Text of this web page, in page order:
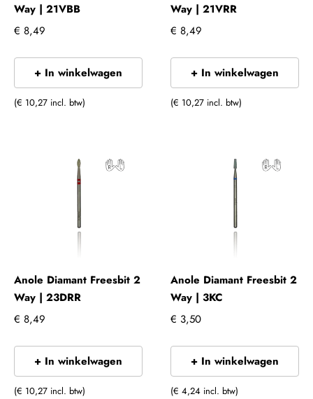
Way | 21VBB
€ 8,49
+ In winkelwagen
(€ 10,27 incl. btw)
Way | 21VRR
€ 8,49
+ In winkelwagen
(€ 10,27 incl. btw)
Anole Diamant Freesbit 2
Way | 23DRR
€ 8,49
+ In winkelwagen
(€ 10,27 incl. btw)
Anole Diamant Freesbit 2
Way | 3KC
€ 3,50
+ In winkelwagen
(€ 4,24 incl. btw)